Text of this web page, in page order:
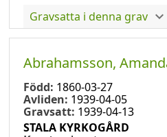
Gravsatta i denna grav
Abrahamsson,
Född: 1860-03-27
Avliden: 1939-04-05
Gravsatt: 1939-04-13
STALA KYRKOGÅRD